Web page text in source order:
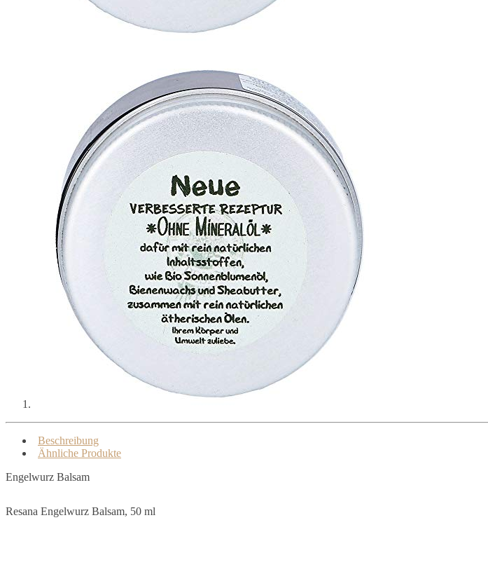
Beschreibung
Ähnliche Produkte
Engelwurz Balsam
Resana Engelwurz Balsam, 50 ml